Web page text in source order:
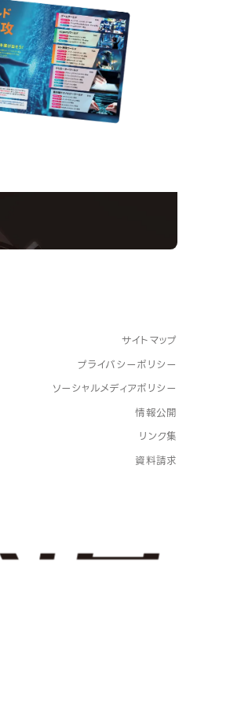
サイトマップ
プライバシーポリシー
ソーシャルメディアポリシー
情報公開
リンク集
資料請求